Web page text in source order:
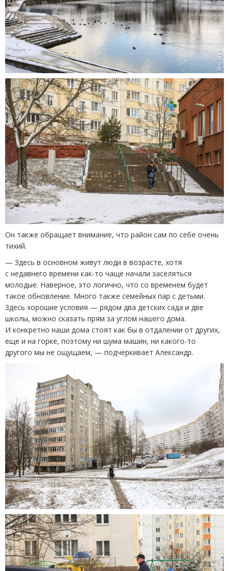
Он также обращает внимание, что район сам по себе очень
тихий.
— Здесь в основном живут люди в возрасте, хотя
с недавнего времени как-то чаще начали заселяться
молодые. Наверное, это логично, что со временем будет
такое обновление. Много также семейных пар с детьми.
Здесь хорошие условия — рядом два детских сада и две
школы, можно сказать прям за углом нашего дома.
И конкретно наши дома стоят как бы в отдалении от других,
еще и на горке, поэтому ни шума машин, ни какого-то
другого мы не ощущаем, — подчеркивает Александр.